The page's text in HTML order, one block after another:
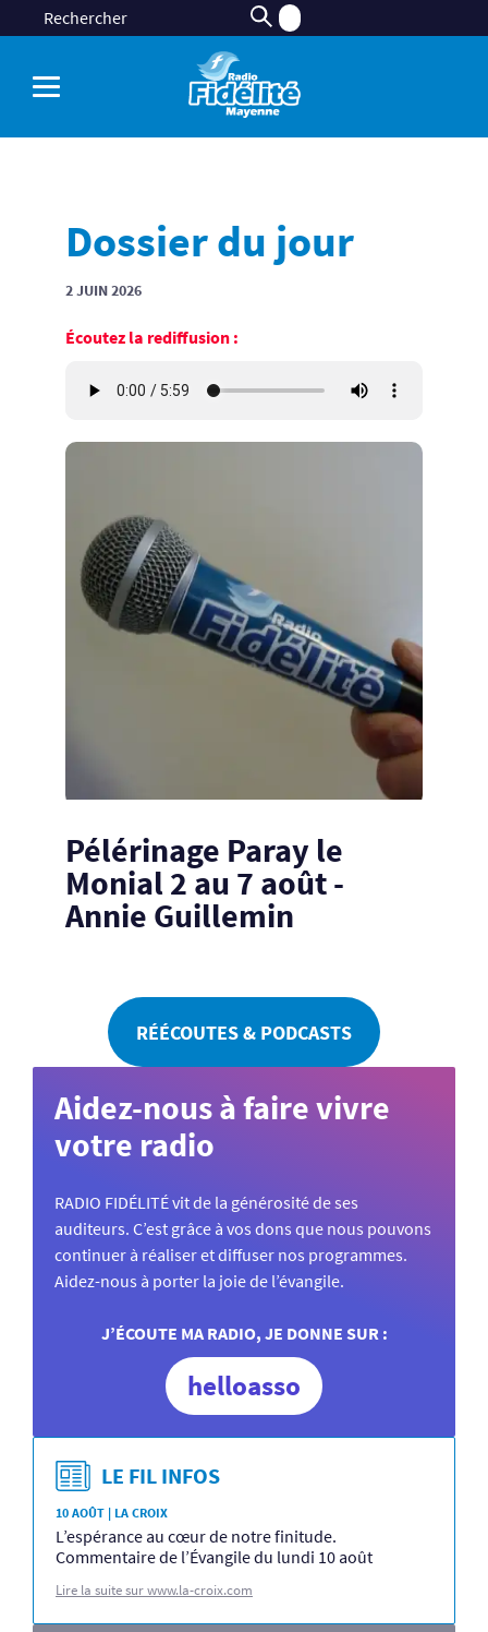
Dossier du jour
2 JUIN 2026
Écoutez la rediffusion :
Pélérinage Paray le
Monial 2 au 7 août -
Annie Guillemin
RÉÉCOUTES & PODCASTS
Aidez-nous à faire vivre
votre radio
RADIO FIDÉLITÉ vit de la générosité de ses
auditeurs. C’est grâce à vos dons que nous pouvons
continuer à réaliser et diffuser nos programmes.
Aidez-nous à porter la joie de l’évangile.
J’ÉCOUTE MA RADIO, JE DONNE SUR :
helloasso
LE FIL INFOS
10 AOÛT | LA CROIX
L’espérance au cœur de notre finitude.
Commentaire de l’Évangile du lundi 10 août
Lire la suite sur www.la-croix.com